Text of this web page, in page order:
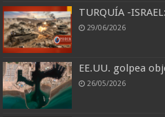
TURQUÍA -
29/06/2026
EE.UU. golpea
26/05/2026